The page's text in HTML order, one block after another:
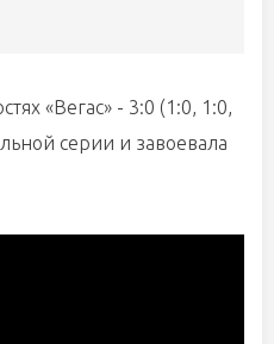
«Вегас» - 3:0 (1:0, 1:0,
серии и завоевала